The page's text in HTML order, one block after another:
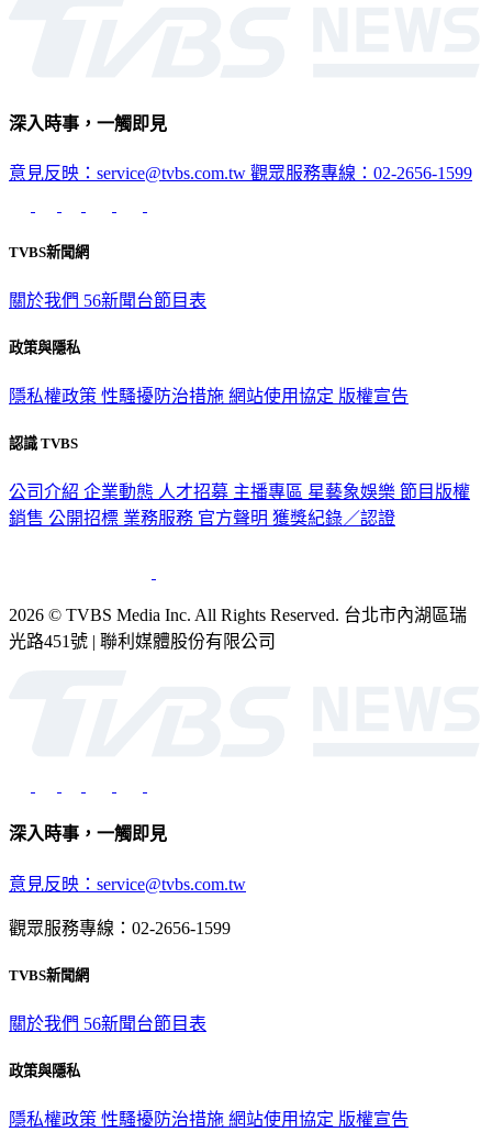
深入時事，一觸即見
意見反映：service@tvbs.com.tw 觀眾服務專線：02-2656-1599
TVBS新聞網
關於我們 56新聞台節目表
政策與隱私
隱私權政策 性騷擾防治措施 網站使用協定 版權宣告
認識 TVBS
公司介紹 企業動態 人才招募 主播專區 星藝象娛樂 節目版權
銷售 公開招標 業務服務 官方聲明 獲獎紀錄／認證
2026 © TVBS Media Inc. All Rights Reserved. 台北市內湖區瑞
光路451號 | 聯利媒體股份有限公司
深入時事，一觸即見
意見反映：service@tvbs.com.tw
觀眾服務專線：02-2656-1599
TVBS新聞網
關於我們 56新聞台節目表
政策與隱私
隱私權政策 性騷擾防治措施 網站使用協定 版權宣告